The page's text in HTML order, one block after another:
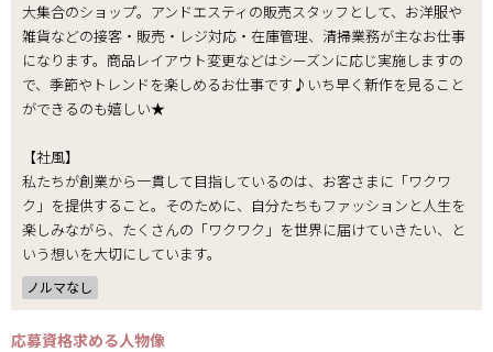
大集合のショップ。アンドエスティの販売スタッフとして、お洋服や
雑貨などの接客・販売・レジ対応・在庫管理、清掃業務が主なお仕事
になります。商品レイアウト変更などはシーズンに応じ実施しますの
で、季節やトレンドを楽しめるお仕事です♪いち早く新作を見ること
ができるのも嬉しい★
【社風】
私たちが創業から一貫して目指しているのは、お客さまに「ワクワ
ク」を提供すること。そのために、自分たちもファッションと人生を
楽しみながら、たくさんの「ワクワク」を世界に届けていきたい、と
いう想いを大切にしています。
ノルマなし
応募資格求める人物像